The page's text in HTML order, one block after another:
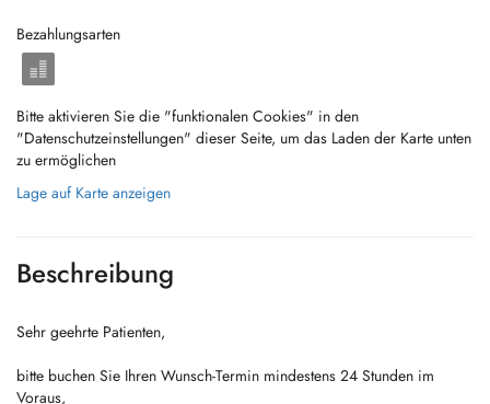
Bezahlungsarten
Bitte aktivieren Sie die "funktionalen Cookies" in den
"Datenschutzeinstellungen" dieser Seite, um das Laden der Karte unten
zu ermöglichen
Lage auf Karte anzeigen
Beschreibung
Sehr geehrte Patienten,
bitte buchen Sie Ihren Wunsch-Termin mindestens 24 Stunden im
Voraus,